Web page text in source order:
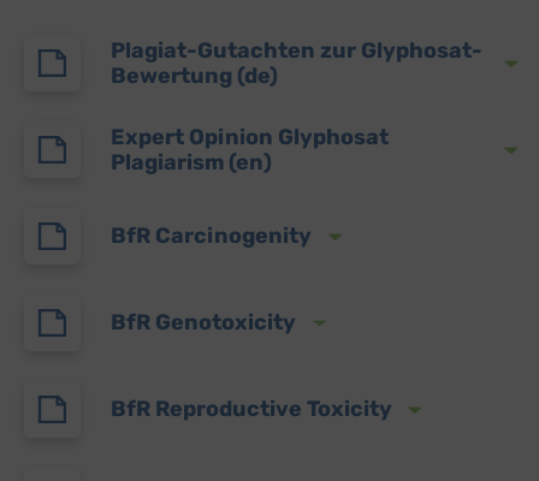
Plagiat-Gutachten zur Glyphosat-
Bewertung (de)
Expert Opinion Glyphosat
Plagiarism (en)
BfR Carcinogenity
BfR Genotoxicity
BfR Reproductive Toxicity